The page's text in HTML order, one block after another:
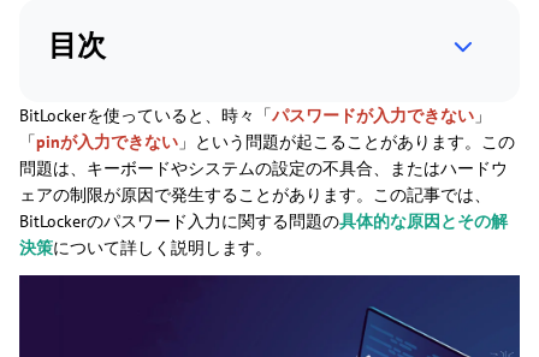
目次
BitLockerを使っていると、時々「パスワードが入力できない 」
「pinが入力できない 」という問題が起こることがあります。この
問題は、キーボードやシステムの設定の不具合、またはハードウ
ェアの制限が原因で発生することがあります。この記事では、
BitLockerのパスワード入力に関する問題の具体的な原因とその解
決策について詳しく説明します。